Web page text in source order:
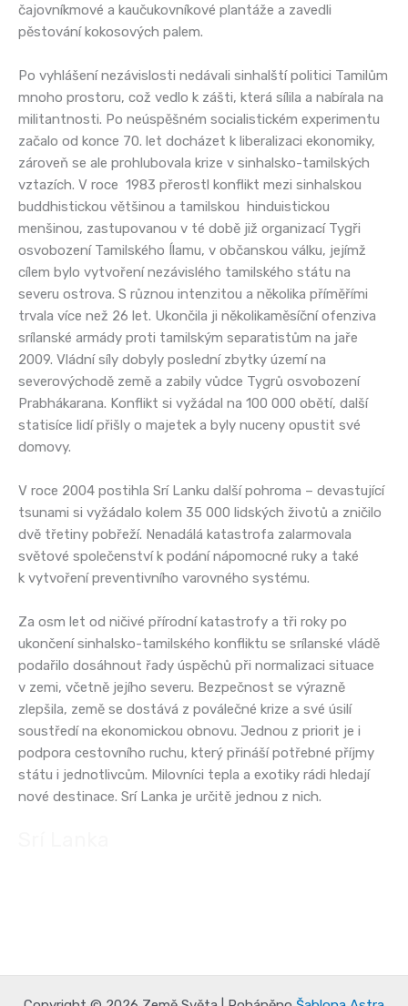
čajovníkmové a kaučukovníkové plantáže a zavedli
pěstování kokosových palem.
Po vyhlášení nezávislosti nedávali sinhalští politici Tamilům
mnoho prostoru, což vedlo k zášti, která sílila a nabírala na
militantnosti. Po neúspěšném socialistickém experimentu
začalo od konce 70. let docházet k liberalizaci ekonomiky,
zároveň se ale prohlubovala krize v sinhalsko-tamilských
vztazích. V roce 1983 přerostl konflikt mezi sinhalskou
buddhistickou většinou a tamilskou hinduistickou
menšinou, zastupovanou v té době již organizací Tygři
osvobození Tamilského Ílamu, v občanskou válku, jejímž
cílem bylo vytvoření nezávislého tamilského státu na
severu ostrova. S různou intenzitou a několika příměřími
trvala více než 26 let. Ukončila ji několikaměsíční ofenziva
srílanské armády proti tamilským separatistům na jaře
2009. Vládní síly dobyly poslední zbytky území na
severovýchodě země a zabily vůdce Tygrů osvobození
Prabhákarana. Konflikt si vyžádal na 100 000 obětí, další
statisíce lidí přišly o majetek a byly nuceny opustit své
domovy.
V roce 2004 postihla Srí Lanku další pohroma – devastující
tsunami si vyžádalo kolem 35 000 lidských životů a zničilo
dvě třetiny pobřeží. Nenadálá katastrofa zalarmovala
světové společenství k podání nápomocné ruky a také
k vytvoření preventivního varovného systému.
Za osm let od ničivé přírodní katastrofy a tři roky po
ukončení sinhalsko-tamilského konfliktu se srílanské vládě
podařilo dosáhnout řady úspěchů při normalizaci situace
v zemi, včetně jejího severu. Bezpečnost se výrazně
zlepšila, země se dostává z poválečné krize a své úsilí
soustředí na ekonomickou obnovu. Jednou z priorit je i
podpora cestovního ruchu, který přináší potřebné příjmy
státu i jednotlivcům. Milovníci tepla a exotiky rádi hledají
nové destinace. Srí Lanka je určitě jednou z nich.